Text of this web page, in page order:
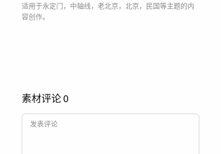
适用于永定门，中轴线，老北京，北京，民国等主题的内
容创作。
素材评论0